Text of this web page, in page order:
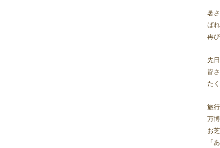
暑
ぱ
再
先
皆
た
旅
万
お
「